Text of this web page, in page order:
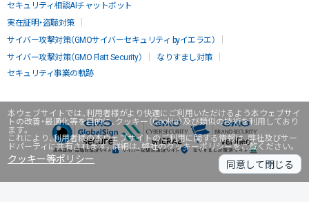
本ウェブサイトでは、利用者様がより快適にご利用いただけるよう本ウェブサイ
トの改善・最適化等を目的に、クッキー（Cookie）及び類似の技術を利用しており
ます。
これにより、利用者様の本ウェブサイトのご利用に関する情報は、弊社及びサー
ドパーティに共有されます。詳細は、弊社のクッキーポリシーをご覧ください。
クッキー等ポリシー 同意して閉じる
セキュリティ相談AIチャットボット
実在証明・盗聴対策
サイバー攻撃対策（GMOサイバーセキュリティ byイエラエ）
サイバー攻撃対策（GMO Flatt Security）
なりすまし対策
セキュリティ事業の軌跡